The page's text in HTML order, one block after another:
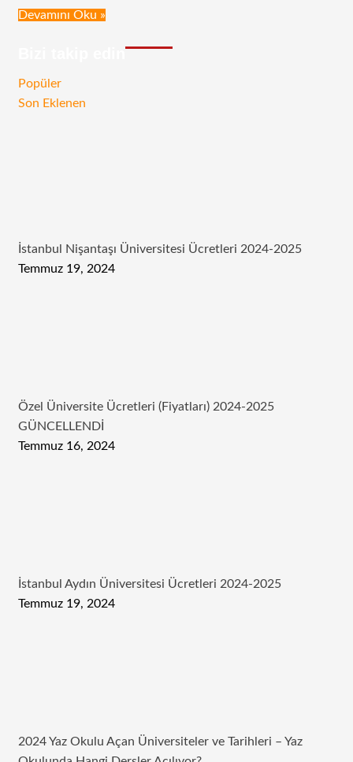
Devamını Oku »
Popüler
Son Eklenen
İstanbul Nişantaşı Üniversitesi Ücretleri 2024-2025
Temmuz 19, 2024
Özel Üniversite Ücretleri (Fiyatları) 2024-2025
GÜNCELLENDİ
Temmuz 16, 2024
İstanbul Aydın Üniversitesi Ücretleri 2024-2025
Temmuz 19, 2024
2024 Yaz Okulu Açan Üniversiteler ve Tarihleri – Yaz